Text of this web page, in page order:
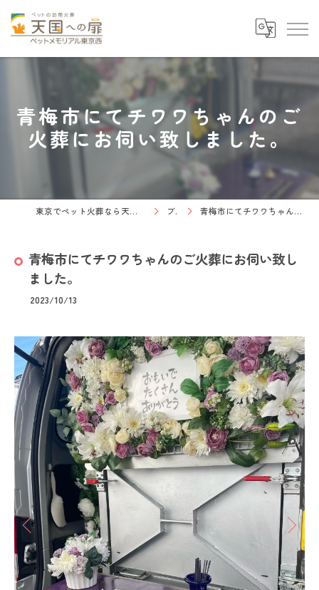
青梅市にてチワワちゃんのご
火葬にお伺い致しました。
東京でペット火葬なら天国への扉 ペットメモリアル東京西 ブログ 青梅市にてチワワちゃんのご火葬にお伺い致しました。
青梅市にてチワワちゃんのご火葬にお伺い致し
ました。
2023/10/13